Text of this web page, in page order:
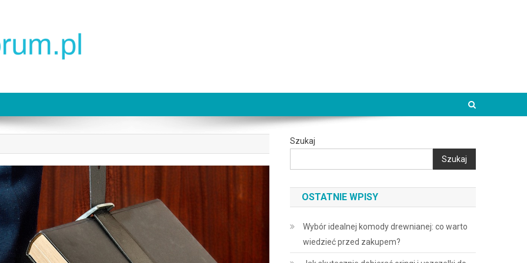
Szukaj
Szukaj
OSTATNIE WPISY
Wybór idealnej komody drewnianej: co warto
wiedzieć przed zakupem?